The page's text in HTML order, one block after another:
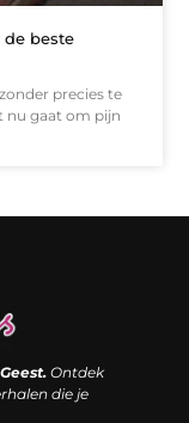
de beste
precies te
nu gaat om pijn
Ontdek
die je